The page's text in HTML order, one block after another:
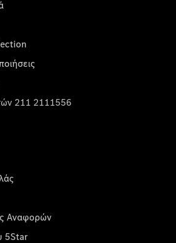
211 2111556
Αναφορών
5Star